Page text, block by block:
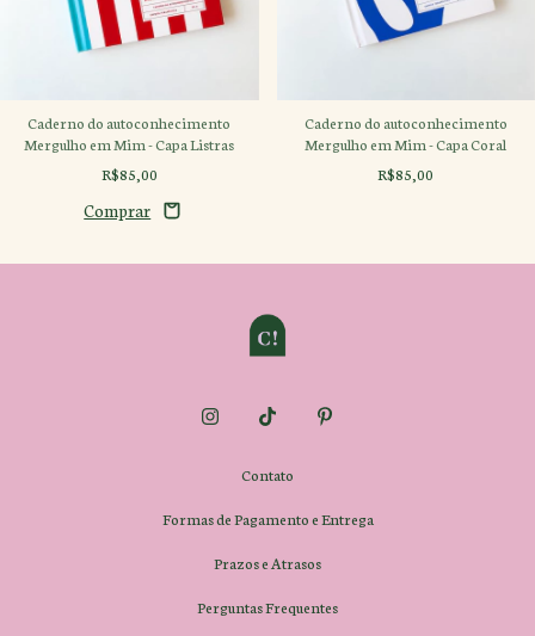
Caderno do autoconhecimento
Mergulho em Mim - Capa Listras
R$85,00
Caderno do autoconhecimento
Mergulho em Mim - Capa Coral
R$85,00
Contato
Formas de Pagamento e Entrega
Prazos e Atrasos
Perguntas Frequentes